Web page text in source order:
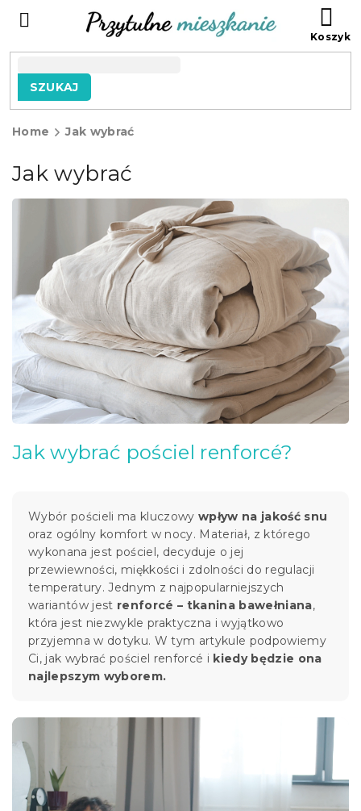
SZUKAJ
Home Jak wybrać
Jak wybrać
L
a
a
r
t
y
k
u
ó
Jak wybrać pościel renforcé?
Wybór pościeli ma kluczowy wpływ na jakość snu
oraz ogólny komfort w nocy. Materiał, z którego
wykonana jest pościel, decyduje o jej
przewiewności, miękkości i zdolności do regulacji
temperatury. Jednym z najpopularniejszych
wariantów jest renforcé – tkanina bawełniana,
która jest niezwykle praktyczna i wyjątkowo
przyjemna w dotyku. W tym artykule podpowiemy
Ci, jak wybrać pościel renforcé i kiedy będzie ona
najlepszym wyborem.